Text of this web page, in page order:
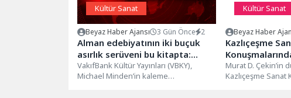
Kültür Sanat
Beyaz Haber Ajansı 3 Gün Önce 2
Alman edebiyatının iki buçuk
asırlık serüveni bu kitapta:
“Modern Alman Edebiyatı”
VakıfBank Kültür Yayınları (VBKY),
Michael Minden’in kaleme
Kültür Sanat
Beyaz Haber
Kazlıçeşme
Konuğu Nezih
Murat D. Çekin’in
Kazlıçeşme Sanat